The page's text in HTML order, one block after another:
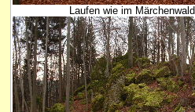
Laufen wie im Märchenwald